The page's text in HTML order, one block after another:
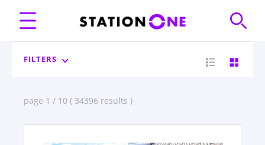
FILTERS
page 1 / 10 ( 34396 results )